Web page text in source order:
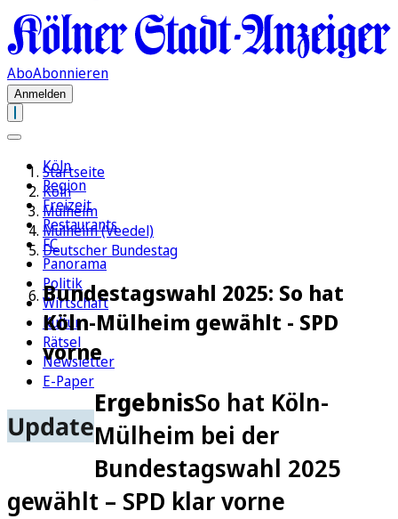
AboAbonnieren
Anmelden
Köln
Region
Freizeit
Restaurants
FC
Panorama
Politik
Wirtschaft
Kultur
Rätsel
Newsletter
E-Paper
Startseite
Köln
Mülheim
Mülheim (Veedel)
Deutscher Bundestag
Bundestagswahl 2025: So hat
Köln-Mülheim gewählt - SPD
vorne
Update
ErgebnisSo hat Köln-
Mülheim bei der
Bundestagswahl 2025
gewählt – SPD klar vorne